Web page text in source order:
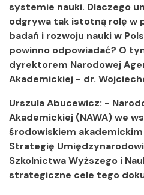
systemie nauki. Dlaczego
odgrywa tak istotną rolę w
badań i rozwoju nauki w
powinno odpowiadać? O
dyrektorem Narodowej
Akademickiej - dr.
Urszula Abucewicz: -
Akademickiej (NAWA) we
środowiskiem akademickim
Strategię
Szkolnictwa Wyższego i
strategiczne cele tego